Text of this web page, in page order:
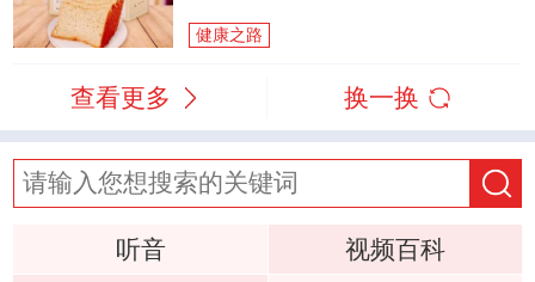
健康之路
查看更多 换一换
听音
视频百科